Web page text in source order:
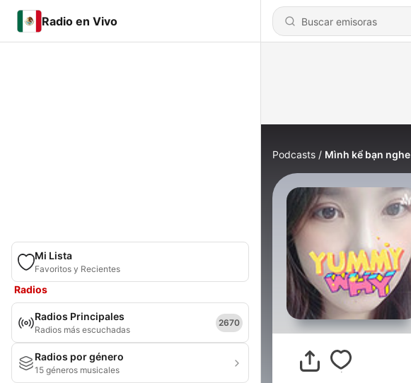
Radio en Vivo
Mi Lista
Favoritos y Recientes
Radios
Radios Principales
Radios más escuchadas
2670
Radios por género
15 géneros musicales
Podcasts Mình kể bạn nghe